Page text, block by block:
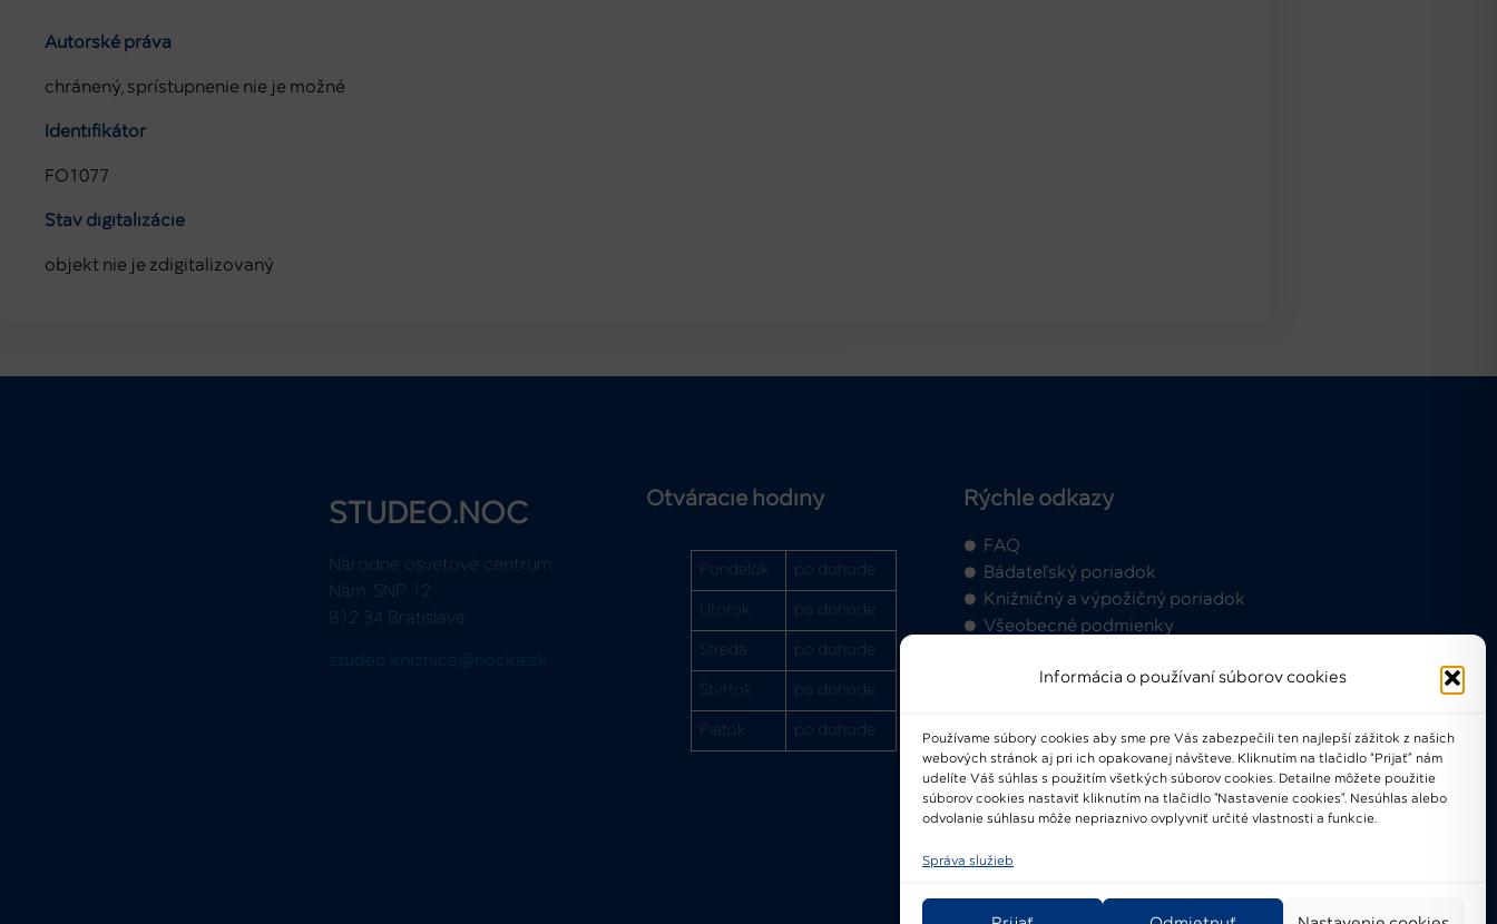
Informácia o používaní súborov cookies
Používame súbory cookies aby sme pre Vás zabezpečili ten najlepší zážitok z našich
webových stránok aj pri ich opakovanej návšteve. Kliknutím na tlačidlo “Prijať” nám
udelíte Váš súhlas s použitím všetkých súborov cookies. Detailne môžete použitie
súborov cookies nastaviť kliknutím na tlačidlo "Nastavenie cookies". Nesúhlas alebo
odvolanie súhlasu môže nepriaznivo ovplyvniť určité vlastnosti a funkcie.
Správa služieb
Autorské práva
chránený, sprístupnenie nie je možné
Identifikátor
FO1077
Stav digitalizácie
objekt nie je zdigitalizovaný
STUDEO.NOC
Národné osvetové centrum
Nám. SNP 12
812 34 Bratislava
studeo.kniznica@nocka.sk
Otváracie hodiny
Pondelok po dohode
Utorok po dohode
Streda po dohode
Štvrtok po dohode
Piatok po dohode
Rýchle odkazy
FAQ
Bádateľský poriadok
Knižničný a výpožičný poriadok
Všeobecné podmienky
2021-2024 © Národné osvetové
centrum